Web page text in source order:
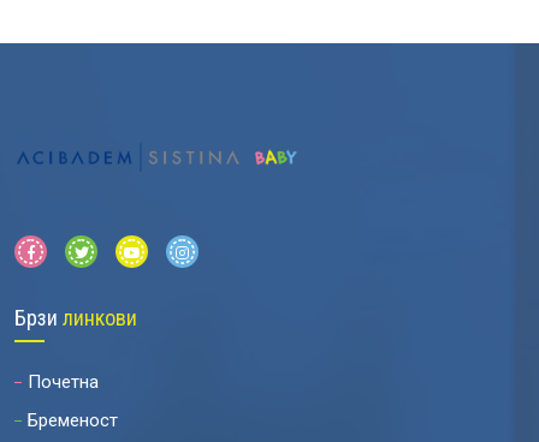
Брзи линкови
Почетна
Бременост